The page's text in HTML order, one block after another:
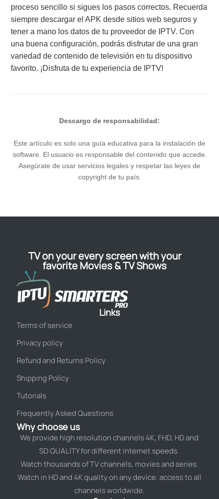
proceso sencillo si sigues los pasos correctos. Recuerda
siempre descargar el APK desde sitios web seguros y
tener a mano los datos de tu proveedor de IPTV. Con
una buena configuración, podrás disfrutar de una gran
variedad de contenido de televisión en tu dispositivo
favorito. ¡Disfruta de tu experiencia de IPTV!
Descargo de responsabilidad:
Este artículo es solo una guía educativa para la instalación de
software. El usuario es responsable del contenido que accede.
Asegúrate de usar servicios legales y respetar las leyes de
copyright de tu país.
TV on your every screen with your
favorite Movies & TV Shows
Links
Terms of service
Privacy policy
Refund and Returns Policy
Shipping Policy
Tutorials
Frequently Asked Questions
Why choose us
We provide high resolution channels 4K, FHD, HD and
SD QUALITY for different internet speeds.
Watch thousands of TV channels, movies and series.
Watch in HD and 4K quality on any device. access to all
channels worldwide.